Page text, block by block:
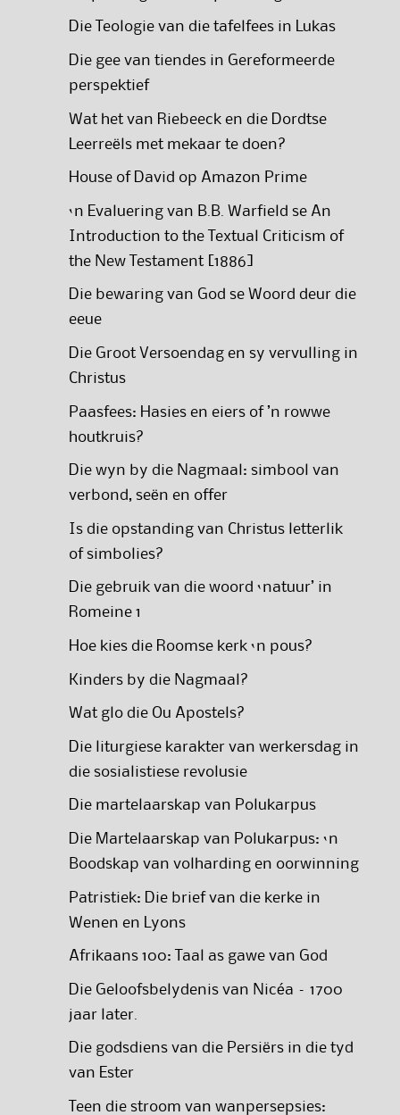
Die Teologie van die tafelfees in Lukas
Die gee van tiendes in Gereformeerde
perspektief
Wat het van Riebeeck en die Dordtse
Leerreëls met mekaar te doen?
House of David op Amazon Prime
‘n Evaluering van B.B. Warfield se An
Introduction to the Textual Criticism of
the New Testament [1886]
Die bewaring van God se Woord deur die
eeue
Die Groot Versoendag en sy vervulling in
Christus
Paasfees: Hasies en eiers of ’n rowwe
houtkruis?
Die wyn by die Nagmaal: simbool van
verbond, seën en offer
Is die opstanding van Christus letterlik
of simbolies?
Die gebruik van die woord ‘natuur’ in
Romeine 1
Hoe kies die Roomse kerk ‘n pous?
Kinders by die Nagmaal?
Wat glo die Ou Apostels?
Die liturgiese karakter van werkersdag in
die sosialistiese revolusie
Die martelaarskap van Polukarpus
Die Martelaarskap van Polukarpus: ‘n
Boodskap van volharding en oorwinning
Patristiek: Die brief van die kerke in
Wenen en Lyons
Afrikaans 100: Taal as gawe van God
Die Geloofsbelydenis van Nicéa – 1700
jaar later.
Die godsdiens van die Persiërs in die tyd
van Ester
Teen die stroom van wanpersepsies: